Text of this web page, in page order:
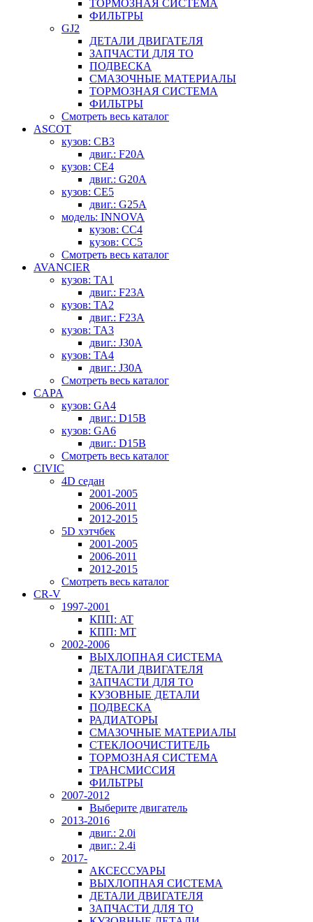
ТОРМОЗНАЯ СИСТЕМА
ФИЛЬТРЫ
GJ2
ДЕТАЛИ ДВИГАТЕЛЯ
ЗАПЧАСТИ ДЛЯ ТО
ПОДВЕСКА
СМАЗОЧНЫЕ МАТЕРИАЛЫ
ТОРМОЗНАЯ СИСТЕМА
ФИЛЬТРЫ
Смотреть весь каталог
ASCOT
кузов: CB3
двиг.: F20A
кузов: CE4
двиг.: G20A
кузов: CE5
двиг.: G25A
модель: INNOVA
кузов: CC4
кузов: CC5
Смотреть весь каталог
AVANCIER
кузов: TA1
двиг.: F23A
кузов: TA2
двиг.: F23A
кузов: TA3
двиг.: J30A
кузов: TA4
двиг.: J30A
Смотреть весь каталог
CAPA
кузов: GA4
двиг.: D15B
кузов: GA6
двиг.: D15B
Смотреть весь каталог
CIVIC
4D седан
2001-2005
2006-2011
2012-2015
5D хэтчбек
2001-2005
2006-2011
2012-2015
Смотреть весь каталог
CR-V
1997-2001
КПП: AT
КПП: MT
2002-2006
ВЫХЛОПНАЯ СИСТЕМА
ДЕТАЛИ ДВИГАТЕЛЯ
ЗАПЧАСТИ ДЛЯ ТО
КУЗОВНЫЕ ДЕТАЛИ
ПОДВЕСКА
РАДИАТОРЫ
СМАЗОЧНЫЕ МАТЕРИАЛЫ
СТЕКЛООЧИСТИТЕЛЬ
ТОРМОЗНАЯ СИСТЕМА
ТРАНСМИССИЯ
ФИЛЬТРЫ
2007-2012
Выберите двигатель
2013-2016
двиг.: 2.0i
двиг.: 2.4i
2017-
АКСЕССУАРЫ
ВЫХЛОПНАЯ СИСТЕМА
ДЕТАЛИ ДВИГАТЕЛЯ
ЗАПЧАСТИ ДЛЯ ТО